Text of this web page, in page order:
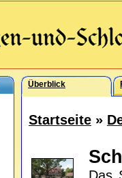
Überblick
Startseite »